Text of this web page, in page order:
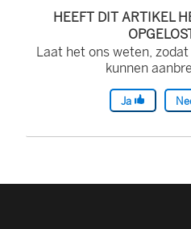
HEEFT DIT ARTIKEL
Laat het ons weten,
kunnen
Ja